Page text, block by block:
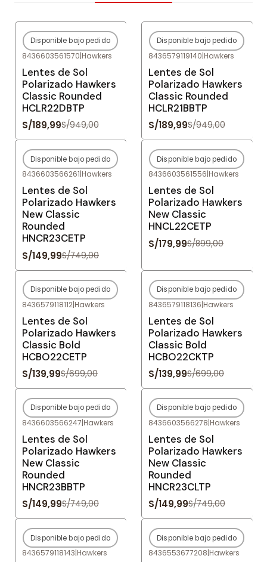
-80%OFF
Agotado
Disponible bajo pedido
8436603561570|Hawkers
Lentes de Sol
Polarizado Hawkers
Classic Rounded
HCLR22DBTP
S/189,99S/949,00
-80%OFF
Agotado
Disponible bajo pedido
8436579119140|Hawkers
Lentes de Sol
Polarizado Hawkers
Classic Rounded
HCLR21BBTP
S/189,99S/949,00
-80%OFF
Agotado
Disponible bajo pedido
8436603566261|Hawkers
Lentes de Sol
Polarizado Hawkers
New Classic
Rounded
HNCR23CETP
S/149,99S/749,00
-80%OFF
Agotado
Disponible bajo pedido
8436603561556|Hawkers
Lentes de Sol
Polarizado Hawkers
New Classic
HNCL22CETP
S/179,99S/899,00
-80%OFF
Agotado
Disponible bajo pedido
8436579118112|Hawkers
Lentes de Sol
Polarizado Hawkers
Classic Bold
HCBO22CETP
S/139,99S/699,00
-80%OFF
Agotado
Disponible bajo pedido
8436579118136|Hawkers
Lentes de Sol
Polarizado Hawkers
Classic Bold
HCBO22CKTP
S/139,99S/699,00
-80%OFF
Agotado
Disponible bajo pedido
8436603566247|Hawkers
Lentes de Sol
Polarizado Hawkers
New Classic
Rounded
HNCR23BBTP
S/149,99S/749,00
-80%OFF
Agotado
Disponible bajo pedido
8436603566278|Hawkers
Lentes de Sol
Polarizado Hawkers
New Classic
Rounded
HNCR23CLTP
S/149,99S/749,00
-80%OFF
Agotado
Disponible bajo pedido
8436579118143|Hawkers
-80%OFF
Agotado
Disponible bajo pedido
8436553677208|Hawkers